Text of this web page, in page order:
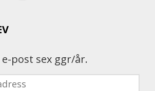
e-post sex ggr/år.